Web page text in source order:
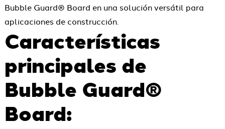
Bubble Guard® Board en una solución versátil para
aplicaciones de construcción.
Características
principales de
Bubble Guard®
Board: